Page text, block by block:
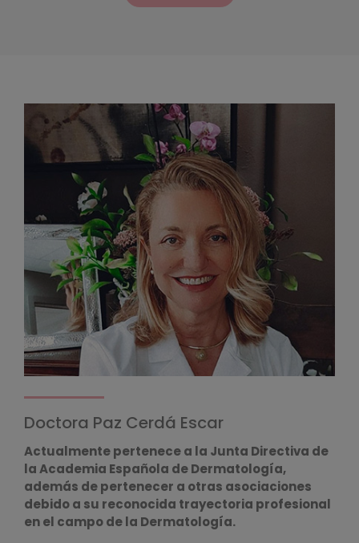
Doctora Paz Cerdá Escar
Actualmente pertenece a la Junta Directiva de
la Academia Española de Dermatología,
además de pertenecer a otras asociaciones
debido a su reconocida trayectoria profesional
en el campo de la Dermatología.